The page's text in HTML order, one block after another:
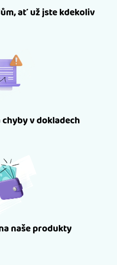
ať už jste kdekoliv
v dokladech
naše produkty